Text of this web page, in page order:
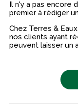
Il n'y a pas encore
premier à rédiger
Chez Terres &
nos clients ayant
peuvent laisser un